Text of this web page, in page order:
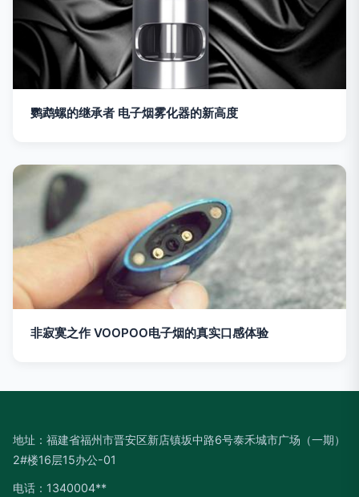
鹦鹉螺的继承者 电子烟雾化器的新高度
非寂寞之作 VOOPOO电子烟的真实口感体验
地址：福建省福州市晋安区新店镇坂中路6号泰禾城市广场（一期）
2#楼16层15办公-01
电话：1340004**